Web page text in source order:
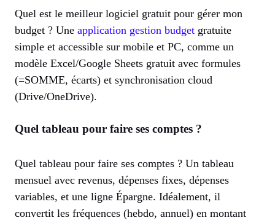
Quel est le meilleur logiciel gratuit pour gérer mon
budget ? Une application gestion budget gratuite
simple et accessible sur mobile et PC, comme un
modèle Excel/Google Sheets gratuit avec formules
(=SOMME, écarts) et synchronisation cloud
(Drive/OneDrive).
Quel tableau pour faire ses comptes ?
Quel tableau pour faire ses comptes ? Un tableau
mensuel avec revenus, dépenses fixes, dépenses
variables, et une ligne Épargne. Idéalement, il
convertit les fréquences (hebdo, annuel) en montant